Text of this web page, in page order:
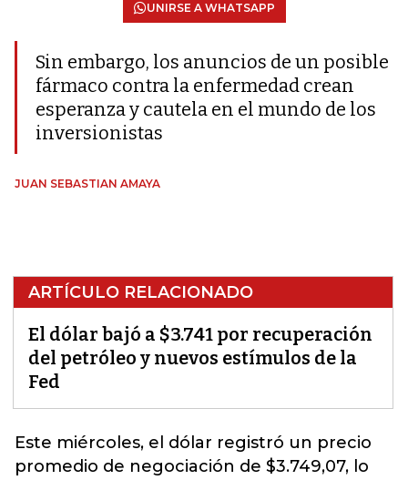
UNIRSE A WHATSAPP
Sin embargo, los anuncios de un posible
fármaco contra la enfermedad crean
esperanza y cautela en el mundo de los
inversionistas
JUAN SEBASTIAN AMAYA
ARTÍCULO RELACIONADO
El dólar bajó a $3.741 por recuperación
del petróleo y nuevos estímulos de la
Fed
Este miércoles, el dólar registró un precio
promedio de negociación de $3.749,07, lo